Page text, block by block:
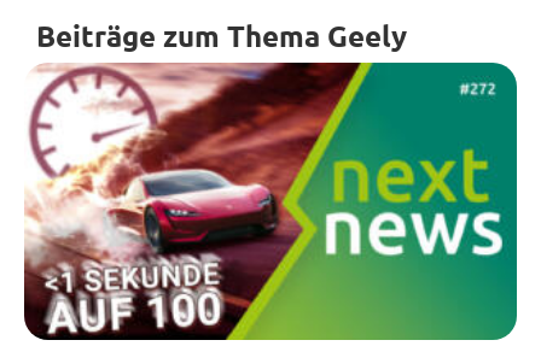
Beiträge zum Thema Geely